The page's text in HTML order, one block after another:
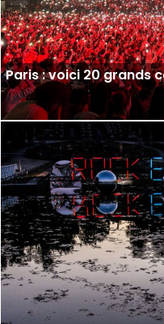
Paris : voici 20 grands